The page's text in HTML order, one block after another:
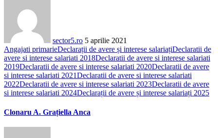
sector5.ro 5 aprilie 2021
Angajati primarieDeclarații de avere și interese salariațiDeclaratii de
avere si interese salariati 2018Declaratii de avere si interese salariati
2019Declaratii de avere si interese salariati 2020Declaratii de avere
si interese salariati 2021Declaratii de avere si interese salariati
2022Declaratii de avere si interese salariati 2023Declaratii de avere
si interese salariati 2024Declarații de avere și interese salariați 2025
Clonaru A. Grațiella Anca